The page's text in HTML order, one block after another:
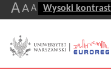
AA A Wysoki kontrast